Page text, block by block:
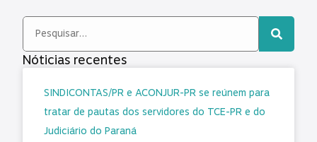
Nóticias recentes
SINDICONTAS/PR e ACONJUR-PR se reúnem para
tratar de pautas dos servidores do TCE-PR e do
Judiciário do Paraná